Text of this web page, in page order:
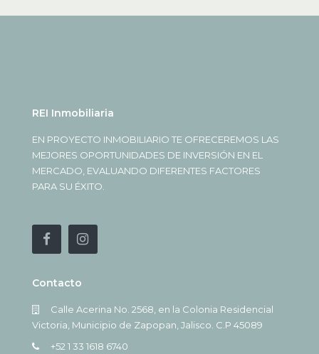
REI Inmobiliaria
EN PROYECTO INMOBILIARIO TE OFRECEREMOS LAS
MEJORES OPORTUNIDADES DE INVERSIÓN EN EL
MERCADO, EVALUANDO DIFERENTES FACTORES
PARA SU ÉXITO.
Contacto
Calle Acerina No. 2568, en la Colonia Residencial
Victoria, Municipio de Zapopan, Jalisco. C.P 45089
+52 1 33 1618 6740